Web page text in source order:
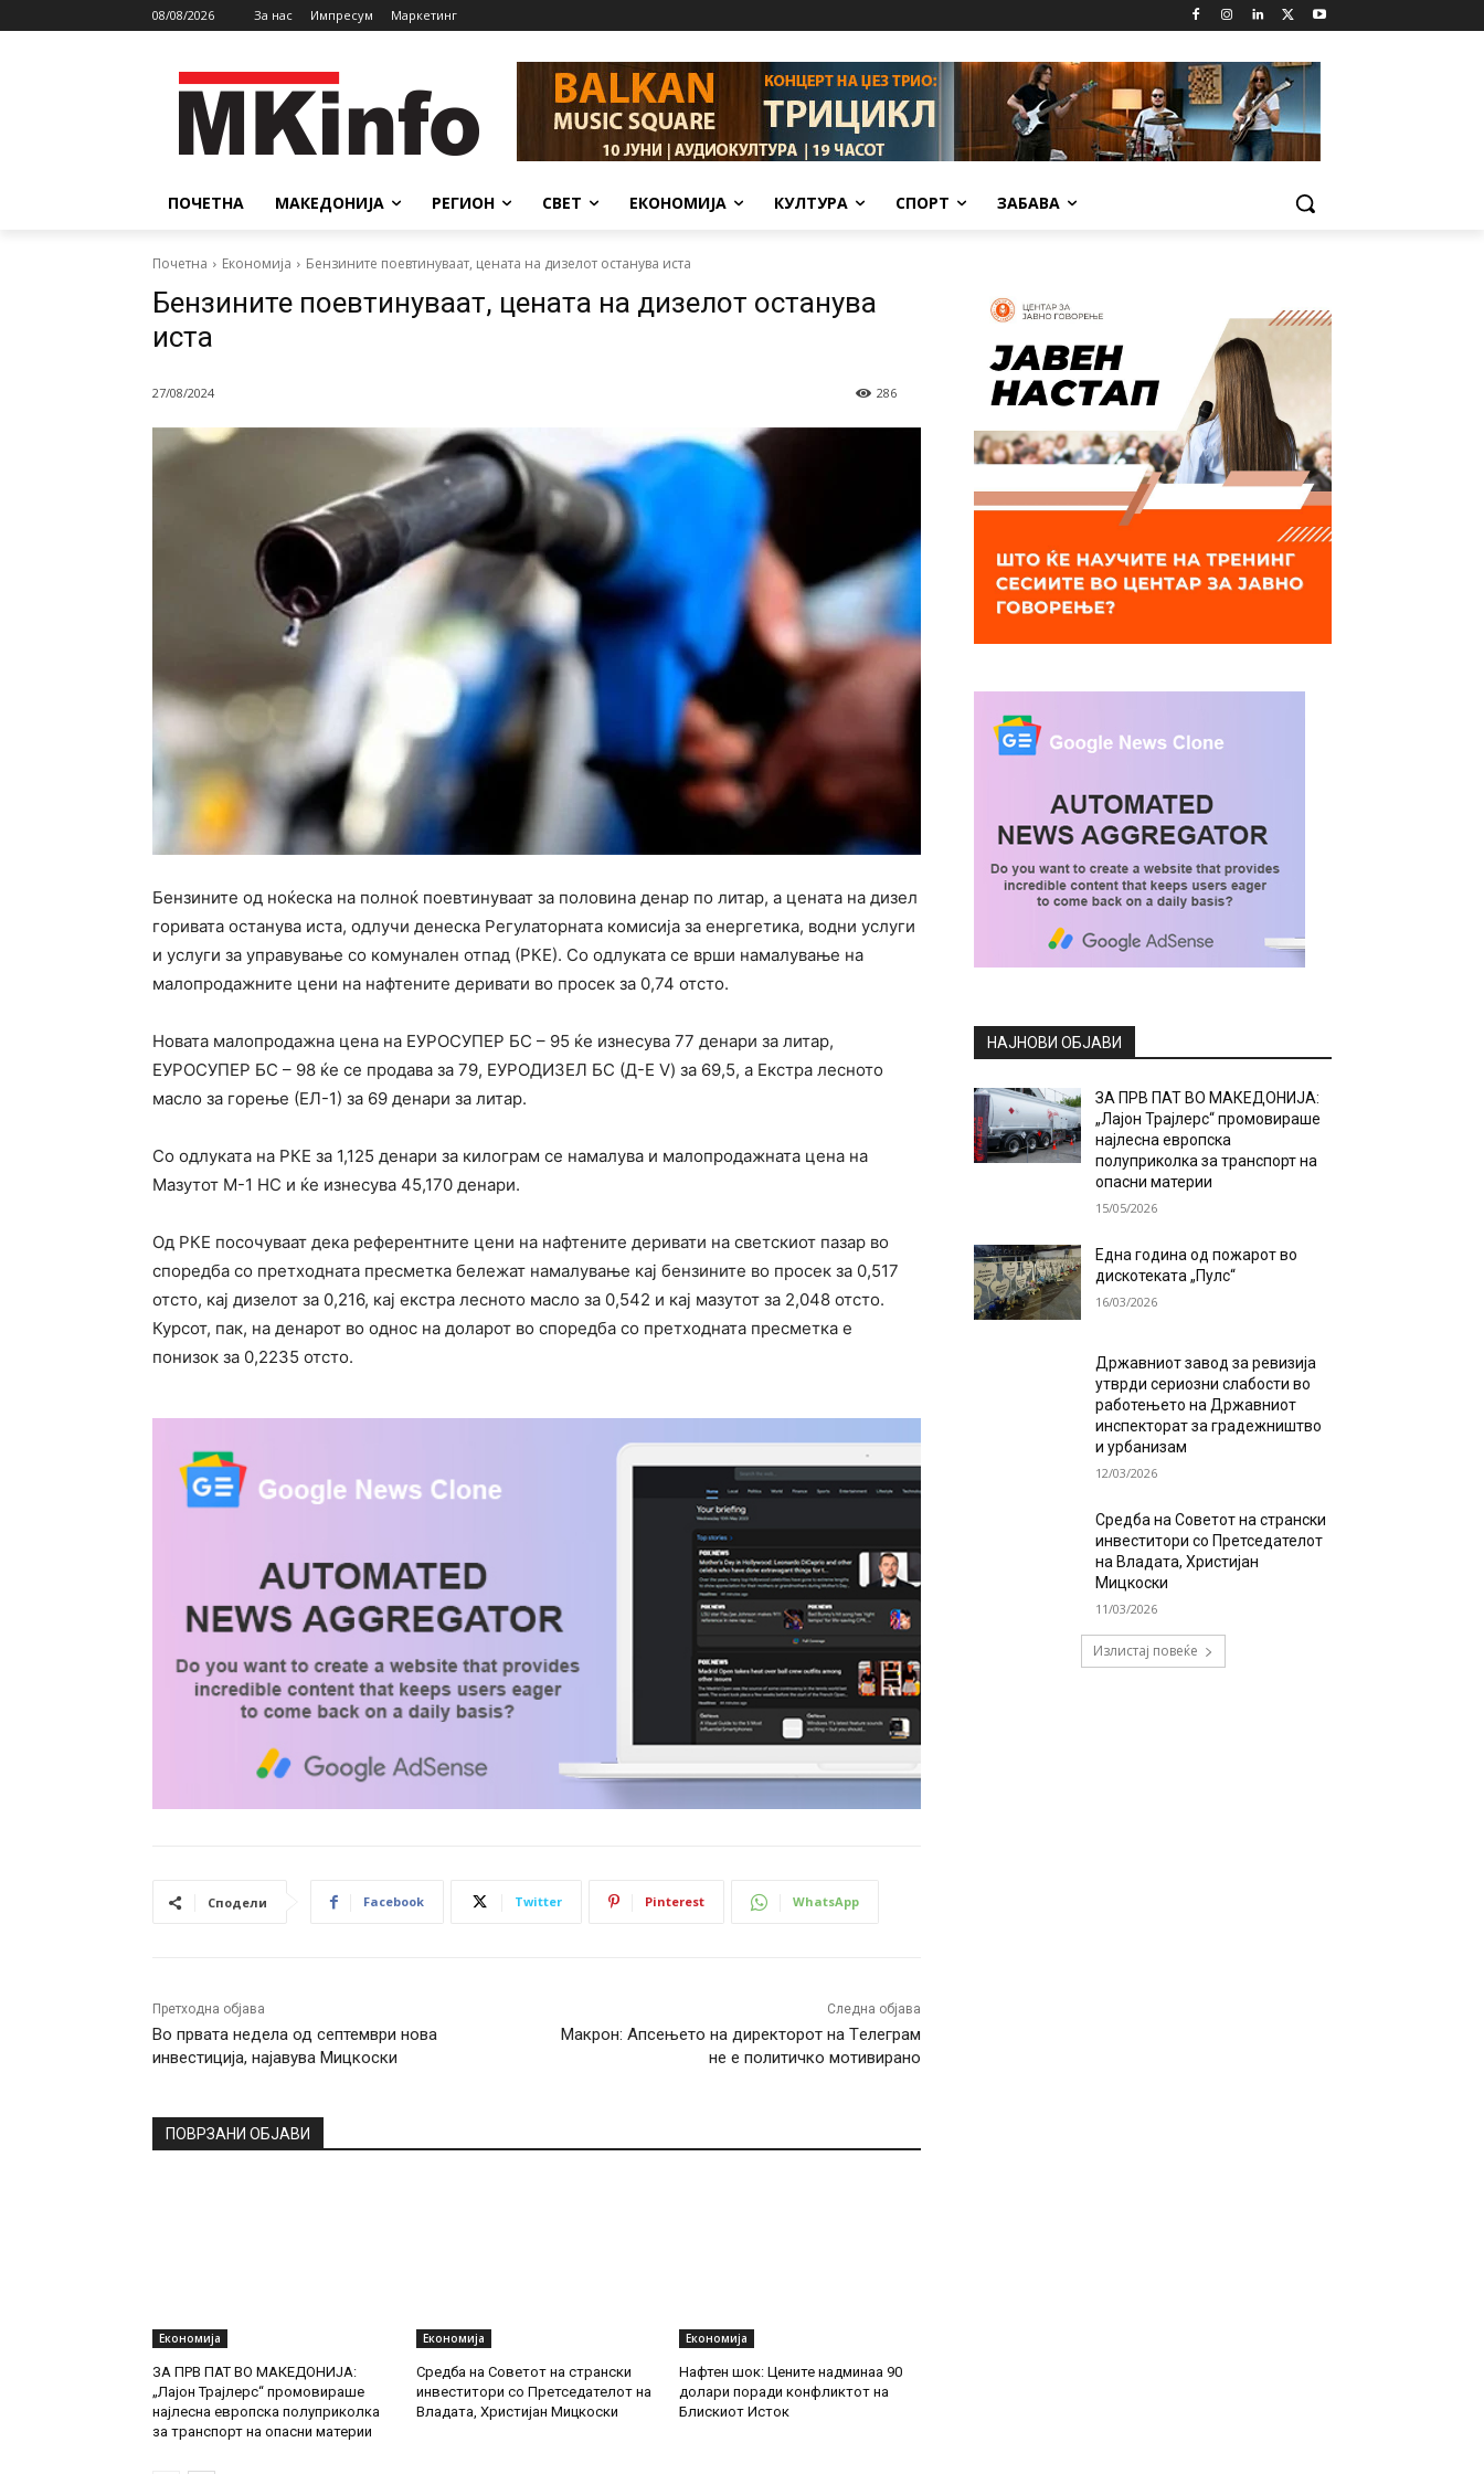
08/08/2026 За нас Импресум Маркетинг
ПОЧЕТНА МАКЕДОНИЈА РЕГИОН СВЕТ ЕКОНОМИЈА КУЛТУРА СПОРТ ЗАБАВА
Почетна Економија Бензините поевтинуваат, цената на дизелот останува иста
Бензините поевтинуваат, цената на дизелот останува
иста
27/08/2024 286
Бензините од ноќеска на полноќ поевтинуваат за половина денар по литар, а цената на дизел
горивата останува иста, одлучи денеска Регулаторната комисија за енергетика, водни услуги
и услуги за управување со комунален отпад (РКЕ). Со одлуката се врши намалување на
малопродажните цени на нафтените деривати во просек за 0,74 отсто.
Новата малопродажна цена на ЕУРОСУПЕР БС – 95 ќе изнесува 77 денари за литар,
ЕУРОСУПЕР БС – 98 ќе се продава за 79, ЕУРОДИЗЕЛ БС (Д-Е V) за 69,5, а Екстра лесното
масло за горење (ЕЛ-1) за 69 денари за литар.
Со одлуката на РКЕ за 1,125 денари за килограм се намалува и малопродажната цена на
Мазутот М-1 НС и ќе изнесува 45,170 денари.
Од РКЕ посочуваат дека референтните цени на нафтените деривати на светскиот пазар во
споредба со претходната пресметка бележат намалување кај бензините во просек за 0,517
отсто, кај дизелот за 0,216, кај екстра лесното масло за 0,542 и кај мазутот за 2,048 отсто.
Курсот, пак, на денарот во однос на доларот во споредба со претходната пресметка е
понизок за 0,2235 отсто.
Сподели Facebook Twitter Pinterest WhatsApp
Претходна објава
Во првата недела од септември нова
инвестиција, најавува Мицкоски
Следна објава
Макрон: Апсењето на директорот на Тeлеграм
не е политичко мотивирано
ПОВРЗАНИ ОБЈАВИ
Економија
ЗА ПРВ ПАТ ВО МАКЕДОНИЈА:
„Лајон Трајлерс“ промовираше
најлесна европска полуприколка
за транспорт на опасни материи
Економија
Средба на Советот на странски
инвеститори со Претседателот на
Владата, Христијан Мицкоски
Економија
Нафтен шок: Цените надминаа 90
долари поради конфликтот на
Блискиот Исток
НАЈНОВИ ОБЈАВИ
ЗА ПРВ ПАТ ВО МАКЕДОНИЈА:
„Лајон Трајлерс“ промовираше
најлесна европска
полуприколка за транспорт на
опасни материи
15/05/2026
Една година од пожарот во
дискотеката „Пулс“
16/03/2026
Државниот завод за ревизија
утврди сериозни слабости во
работењето на Државниот
инспекторат за градежништво
и урбанизам
12/03/2026
Средба на Советот на странски
инвеститори со Претседателот
на Владата, Христијан
Мицкоски
11/03/2026
Излистај повеќе